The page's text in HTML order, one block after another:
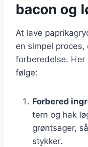
bacon og
At lave
en simpel
forberedelse. Her
følge:
Forbered
tern og hak
grøntsager,
stykker.